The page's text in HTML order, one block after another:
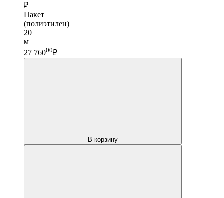
₽
Пакет
(полиэтилен)
20
м
27 76000₽
В корзину